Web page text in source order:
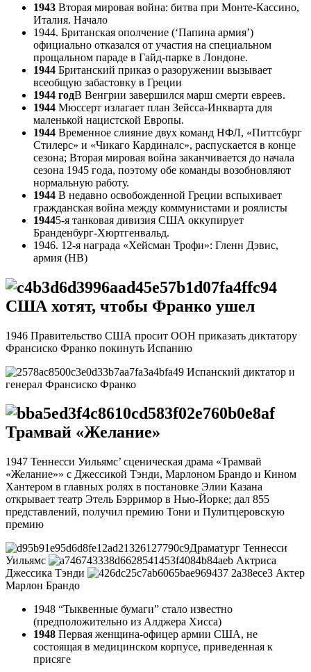
1943 Вторая мировая война: битва при Монте-Кассино,
Италия. Начало
1944. Британская ополчение (‘Папина армия’)
официально отказался от участия на специальном
прощальном параде в Гайд-парке в Лондоне.
1944 Британский приказ о разоружении вызывает
всеобщую забастовку в Греции
1944 годВ Венгрии завершился марш смерти евреев.
1944 Мюссерт излагает план Зейсса-Инкварта для
маленькой нацистской Европы.
1944 Временное слияние двух команд НФЛ, «Питтсбург
Стилерс» и «Чикаго Кардиналс», распускается в конце
сезона; Вторая мировая война заканчивается до начала
сезона 1945 года, поэтому обе команды возобновляют
нормальную работу.
1944 В недавно освобожденной Греции вспыхивает
гражданская война между коммунистами и роялисты
19445-я танковая дивизия США оккупирует
Бранденбург-Хюртгенвальд.
1946. 12-я награда «Хейсман Трофи»: Гленн Дэвис,
армия (HB)
США хотят, чтобы Франко ушел
1946 Правительство США просит ООН приказать диктатору
Франсиско Франко покинуть Испанию
Испанский диктатор и
генерал Франсиско Франко
Трамвай «Желание»
1947 Теннесси Уильямс’ сценическая драма «Трамвай
«Желание»» с Джессикой Тэнди, Марлоном Брандо и Кином
Хантером в главных ролях в постановке Элии Казана
открывает театр Этель Бэрримор в Нью-Йорке; дал 855
представлений, получил премию Тони и Пулитцеровскую
премию
Драматург Теннесси
Уильямс
Актриса
Джессика Тэнди
Актер
Марлон Брандо
1948 “Тыквенные бумаги” стало известно
(предположительно из Алджера Хисса)
1948 Первая женщина-офицер армии США, не
состоящая в медицинском корпусе, приведенная к
присяге